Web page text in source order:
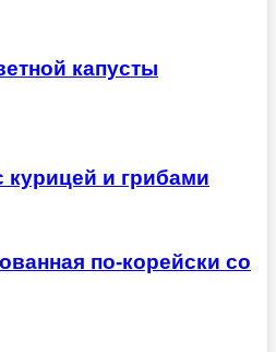
капусты
курицей и грибами
по-корейски со